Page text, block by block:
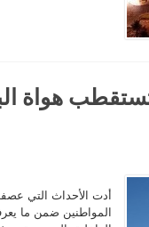
تستقطب هواة
أدت الأحداث التي
المواطنين ضمن ما